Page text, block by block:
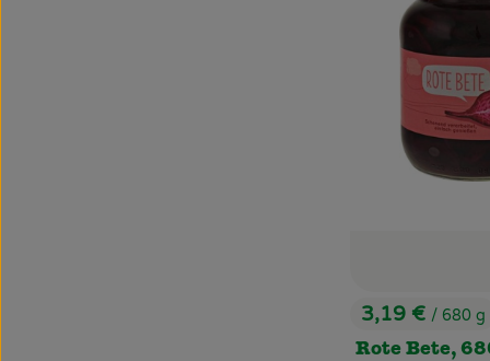
, Preis:
3,19 € / 680 g
Rote Bete,